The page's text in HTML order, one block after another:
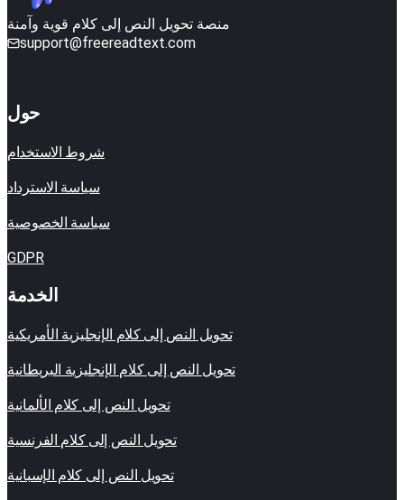
منصة تحويل النص إلى كلام قوية وآمنة
support@freereadtext.com
حول
شروط الاستخدام
سياسة الاسترداد
سياسة الخصوصية
GDPR
الخدمة
تحويل النص إلى كلام الإنجليزية الأمريكية
تحويل النص إلى كلام الإنجليزية البريطانية
تحويل النص إلى كلام الألمانية
تحويل النص إلى كلام الفرنسية
تحويل النص إلى كلام الإسبانية